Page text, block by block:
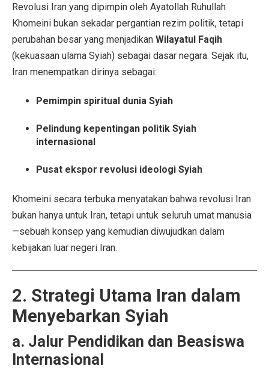
Revolusi Iran yang dipimpin oleh Ayatollah Ruhullah
Khomeini bukan sekadar pergantian rezim politik, tetapi
perubahan besar yang menjadikan Wilayatul Faqih
(kekuasaan ulama Syiah) sebagai dasar negara. Sejak itu,
Iran menempatkan dirinya sebagai:
Pemimpin spiritual dunia Syiah
Pelindung kepentingan politik Syiah
internasional
Pusat ekspor revolusi ideologi Syiah
Khomeini secara terbuka menyatakan bahwa revolusi Iran
bukan hanya untuk Iran, tetapi untuk seluruh umat manusia
—sebuah konsep yang kemudian diwujudkan dalam
kebijakan luar negeri Iran.
2. Strategi Utama Iran dalam
Menyebarkan Syiah
a. Jalur Pendidikan dan Beasiswa
Internasional